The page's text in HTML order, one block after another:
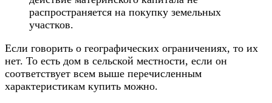
распространяется на покупку земельных
участков.
Если говорить о географических ограничениях, то их
нет. То есть дом в сельской местности, если он
соответствует всем выше перечисленным
характеристикам купить можно.